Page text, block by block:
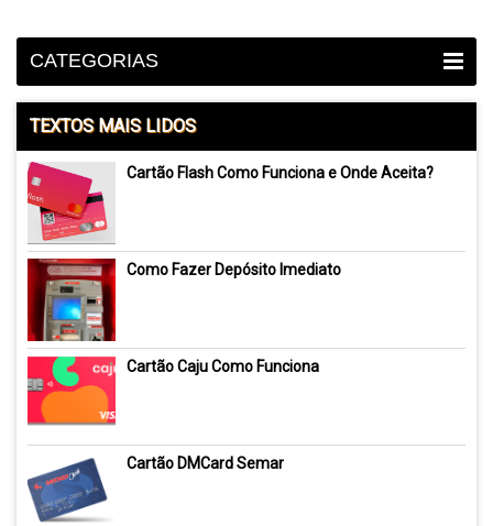
CATEGORIAS
TEXTOS MAIS LIDOS
Cartão Flash Como Funciona e Onde Aceita?
Como Fazer Depósito Imediato
Cartão Caju Como Funciona
Cartão DMCard Semar